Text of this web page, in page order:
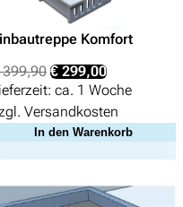
Komfort
399,90 Ursprünglicher
Preis
war:
€ 399,90
€ 299,00Aktueller
Preis
ist:
€ 299,00.
ca. 1 Woche
Versandkosten
In den Warenkorb